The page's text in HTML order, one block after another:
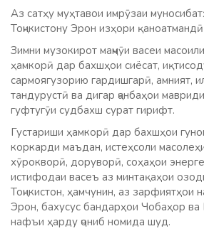
Аз сатҳу муҳтавои имрӯзаи
Тоҷикистону Эрон изҳори
Зимни музокирот маҷмӯи васеи
ҳамкорӣ дар бахшҳои сиёсат,
сармоягузорию гардишгарӣ, амният,
тандурустӣ ва дигар ҷанбаҳои мавриди
гуфтугӯи судбахш сурат гирифт.
Густариши ҳамкорӣ дар бахшҳои
коркарди маъдан, истеҳсоли
хӯрокворӣ, доруворӣ, соҳаҳои
истифодаи васеъ аз минтақаҳои
Тоҷикистон, ҳамчунин, аз зарфиятҳои
Эрон, бахусус бандарҳои Чобаҳор
нафъи ҳарду ҷониб номида шуд.